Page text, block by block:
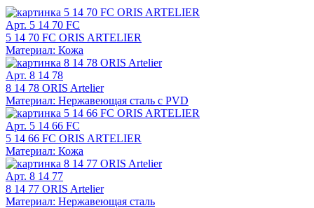
Арт. 5 14 70 FC
5 14 70 FC ORIS ARTELIER
Материал: Кожа
Арт. 8 14 78
8 14 78 ORIS Artelier
Материал: Нержавеющая сталь с PVD
Арт. 5 14 66 FC
5 14 66 FC ORIS ARTELIER
Материал: Кожа
Арт. 8 14 77
8 14 77 ORIS Artelier
Материал: Нержавеющая сталь